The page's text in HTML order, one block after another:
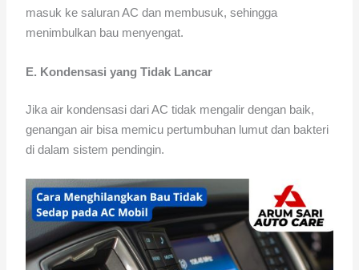
masuk ke saluran AC dan membusuk, sehingga
menimbulkan bau menyengat.
E. Kondensasi yang Tidak Lancar
Jika air kondensasi dari AC tidak mengalir dengan baik,
genangan air bisa memicu pertumbuhan lumut dan bakteri
di dalam sistem pendingin.